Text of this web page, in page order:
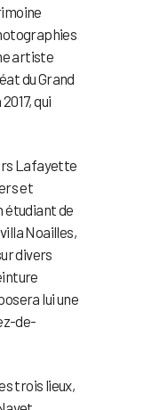
artiste
du Grand
qui
Lafayette
et
étudiant de
Noailles,
divers
lui une
de-
trois lieux,